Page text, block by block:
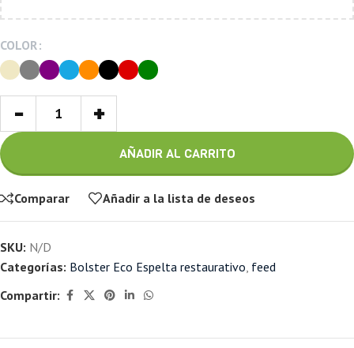
COLOR
- +
AÑADIR AL CARRITO
Comparar Añadir a la lista de deseos
SKU: N/D
Categorías: Bolster Eco Espelta restaurativo feed
Compartir: